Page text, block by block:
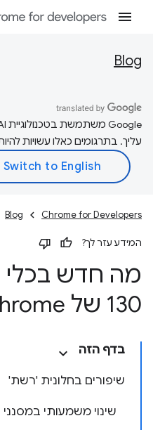
Blog
עליך. בתרגומים כאלו עשויות
Chrome for Developers
Blog
המידע עזר לך?
מה חדש בכלי
130 של Chrome
בדף הזה
שיפורים בחלונית 'רשת'
שינוי משמעותי